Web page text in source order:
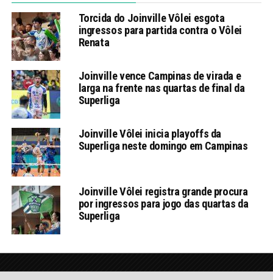
Torcida do Joinville Vôlei esgota
ingressos para partida contra o Vôlei
Renata
Joinville vence Campinas de virada e
larga na frente nas quartas de final da
Superliga
Joinville Vôlei inicia playoffs da
Superliga neste domingo em Campinas
Joinville Vôlei registra grande procura
por ingressos para jogo das quartas da
Superliga